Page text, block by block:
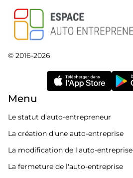
© 2016-2026
Menu
Le statut d'auto-entrepreneur
La création d'une auto-entreprise
La modification de l'auto-entreprise
La fermeture de l'auto-entreprise